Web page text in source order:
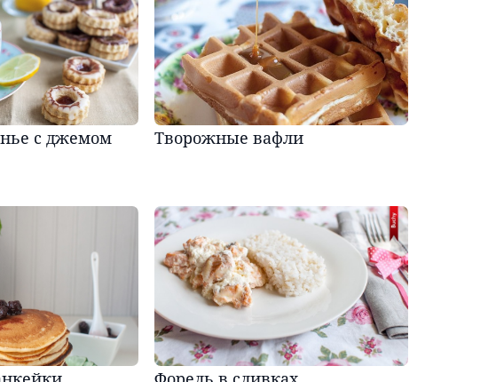
с джемом Творожные вафли